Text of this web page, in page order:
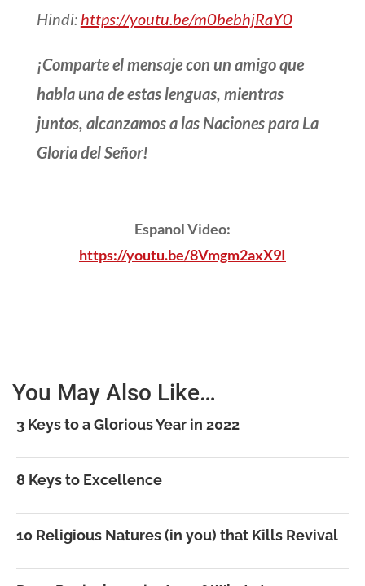
Hindi: https://youtu.be/m0bebhjRaY0
¡Comparte el mensaje con un amigo que
habla una de estas lenguas, mientras
juntos, alcanzamos a las Naciones para La
Gloria del Señor!
Espanol Video:
https://youtu.be/8Vmgm2axX9I
You May Also Like…
3 Keys to a Glorious Year in 2022
8 Keys to Excellence
10 Religious Natures (in you) that Kills Revival